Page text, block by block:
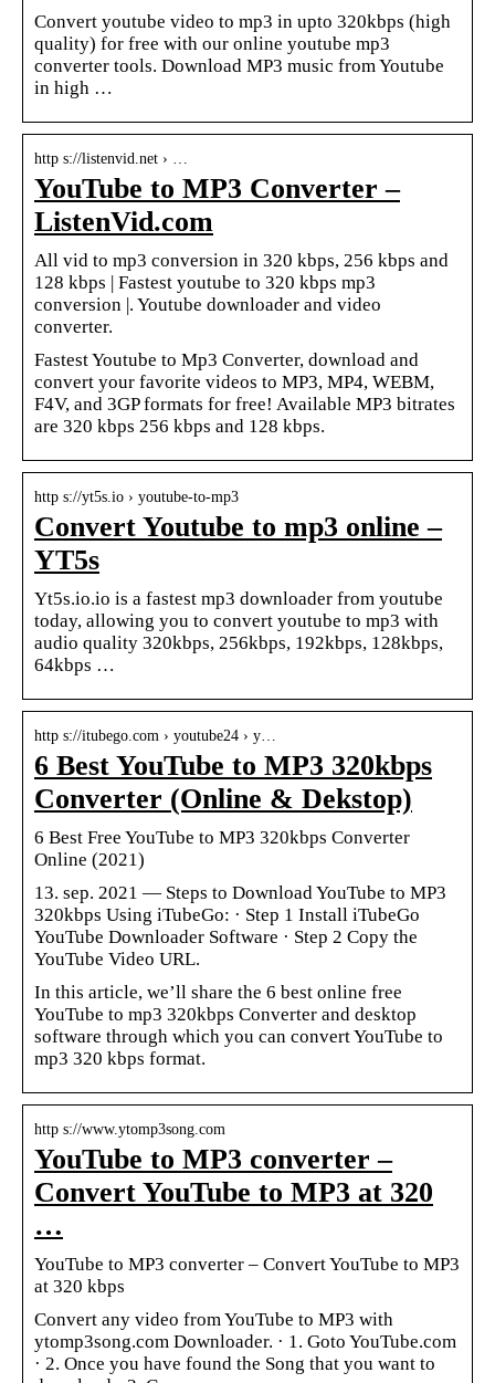
Convert youtube video to mp3 in upto 320kbps (high
quality) for free with our online youtube mp3
converter tools. Download MP3 music from Youtube
in high …
http s://listenvid.net › …
YouTube to MP3 Converter –
ListenVid.com
All vid to mp3 conversion in 320 kbps, 256 kbps and
128 kbps | Fastest youtube to 320 kbps mp3
conversion |. Youtube downloader and video
converter.
Fastest Youtube to Mp3 Converter, download and
convert your favorite videos to MP3, MP4, WEBM,
F4V, and 3GP formats for free! Available MP3 bitrates
are 320 kbps 256 kbps and 128 kbps.
http s://yt5s.io › youtube-to-mp3
Convert Youtube to mp3 online –
YT5s
Yt5s.io.io is a fastest mp3 downloader from youtube
today, allowing you to convert youtube to mp3 with
audio quality 320kbps, 256kbps, 192kbps, 128kbps,
64kbps …
http s://itubego.com › youtube24 › y…
6 Best YouTube to MP3 320kbps
Converter (Online & Dekstop)
6 Best Free YouTube to MP3 320kbps Converter
Online (2021)
13. sep. 2021 — Steps to Download YouTube to MP3
320kbps Using iTubeGo: · Step 1 Install iTubeGo
YouTube Downloader Software · Step 2 Copy the
YouTube Video URL.
In this article, we’ll share the 6 best online free
YouTube to mp3 320kbps Converter and desktop
software through which you can convert YouTube to
mp3 320 kbps format.
http s://www.ytomp3song.com
YouTube to MP3 converter –
Convert YouTube to MP3 at 320
…
YouTube to MP3 converter – Convert YouTube to MP3
at 320 kbps
Convert any video from YouTube to MP3 with
ytomp3song.com Downloader. · 1. Goto YouTube.com
· 2. Once you have found the Song that you want to